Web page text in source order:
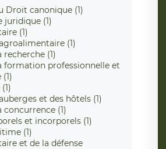
Droit canonique (1)
juridique (1)
(1)
(1)
(1)
formation professionnelle et
et des hôtels (1)
concurrence (1)
et incorporels (1)
(1)
et de la défense